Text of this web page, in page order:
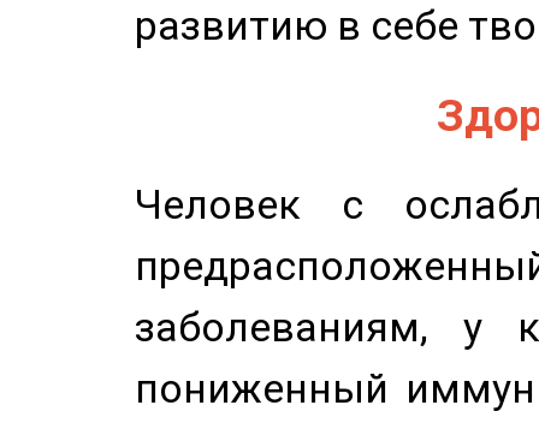
развитию в себе
Человек с
заболеваниям, у
пониженный